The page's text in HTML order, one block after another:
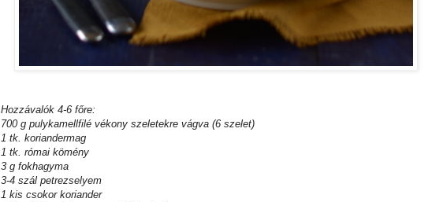
Hozzávalók 4-6 főre:
700 g pulykamellfilé vékony szeletekre vágva (6 szelet)
1 tk. koriandermag
1 tk. római kömény
3 g fokhagyma
3-4 szál petrezselyem
1 kis csokor koriander